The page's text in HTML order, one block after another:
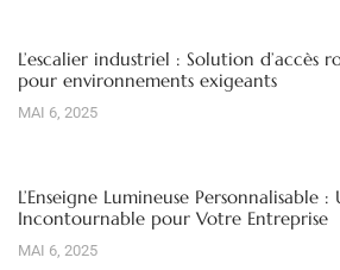
L’escalier industriel : Solution d’accès
pour environnements exigeants
MAI 6, 2025
L’Enseigne Lumineuse Personnalisable
Incontournable pour Votre Entreprise
MAI 6, 2025